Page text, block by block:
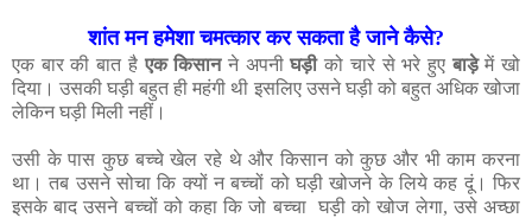
शांत मन हमेशा चमत्कार कर सकता है जाने कैसे?
एक बार की बात हैएक किसानने अपनीघड़ीको चारे से भरे हुएबाड़ेमें खो
दिया। उसकी घड़ी बहुत ही महंगी थी इसलिए उसने घड़ी को बहुत अधिक खोजा
लेकिन घड़ी मिली नहीं।
उसी के पास कुछ बच्चे खेल रहे थे और किसान को कुछ और भी काम करना
था। तब उसने सोचा कि क्यों न बच्चों को घड़ी खोजने के लिये कह दूं। फिर
इसके बाद उसने बच्चों को कहा कि जो बच्चा घड़ी को खोज लेगा, उसे अच्छा